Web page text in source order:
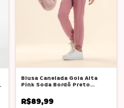
Blusa Canelada Gola Alta
Pink Soda Bordô Preto
R$89,99